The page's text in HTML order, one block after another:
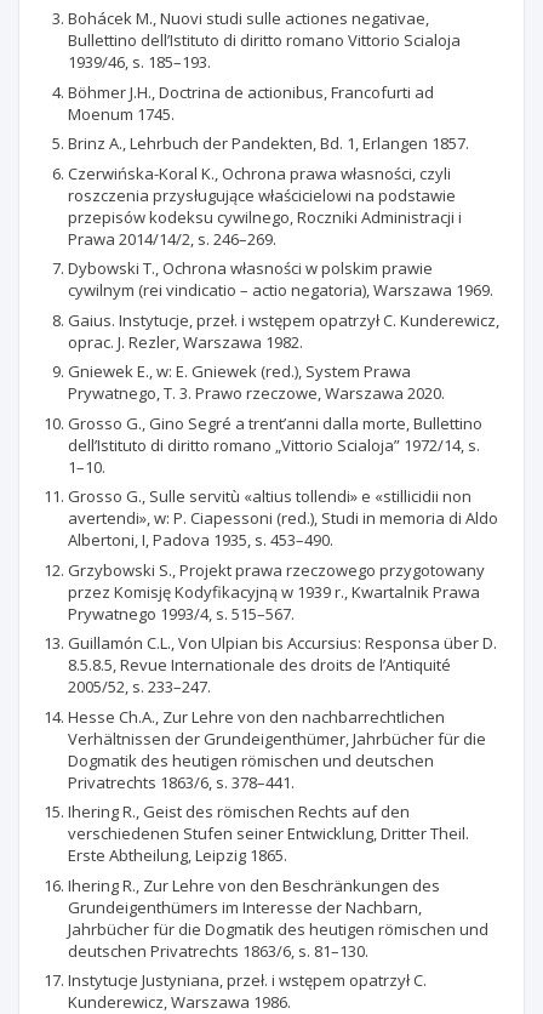
Bohácek M., Nuovi studi sulle actiones negativae,
Bullettino dell’Istituto di diritto romano Vittorio Scialoja
1939/46, s. 185–193.
Böhmer J.H., Doctrina de actionibus, Francofurti ad
Moenum 1745.
Brinz A., Lehrbuch der Pandekten, Bd. 1, Erlangen 1857.
Czerwińska-Koral K., Ochrona prawa własności, czyli
roszczenia przysługujące właścicielowi na podstawie
przepisów kodeksu cywilnego, Roczniki Administracji i
Prawa 2014/14/2, s. 246–269.
Dybowski T., Ochrona własności w polskim prawie
cywilnym (rei vindicatio – actio negatoria), Warszawa 1969.
Gaius. Instytucje, przeł. i wstępem opatrzył C. Kunderewicz,
oprac. J. Rezler, Warszawa 1982.
Gniewek E., w: E. Gniewek (red.), System Prawa
Prywatnego, T. 3. Prawo rzeczowe, Warszawa 2020.
Grosso G., Gino Segré a trent’anni dalla morte, Bullettino
dell’Istituto di diritto romano „Vittorio Scialoja” 1972/14, s.
1–10.
Grosso G., Sulle servitù «altius tollendi» e «stillicidii non
avertendi», w: P. Ciapessoni (red.), Studi in memoria di Aldo
Albertoni, I, Padova 1935, s. 453–490.
Grzybowski S., Projekt prawa rzeczowego przygotowany
przez Komisję Kodyfikacyjną w 1939 r., Kwartalnik Prawa
Prywatnego 1993/4, s. 515–567.
Guillamón C.L., Von Ulpian bis Accursius: Responsa über D.
8.5.8.5, Revue Internationale des droits de l’Antiquité
2005/52, s. 233–247.
Hesse Ch.A., Zur Lehre von den nachbarrechtlichen
Verhältnissen der Grundeigenthümer, Jahrbücher für die
Dogmatik des heutigen römischen und deutschen
Privatrechts 1863/6, s. 378–441.
Ihering R., Geist des römischen Rechts auf den
verschiedenen Stufen seiner Entwicklung, Dritter Theil.
Erste Abtheilung, Leipzig 1865.
Ihering R., Zur Lehre von den Beschränkungen des
Grundeigenthümers im Interesse der Nachbarn,
Jahrbücher für die Dogmatik des heutigen römischen und
deutschen Privatrechts 1863/6, s. 81–130.
Instytucje Justyniana, przeł. i wstępem opatrzył C.
Kunderewicz, Warszawa 1986.